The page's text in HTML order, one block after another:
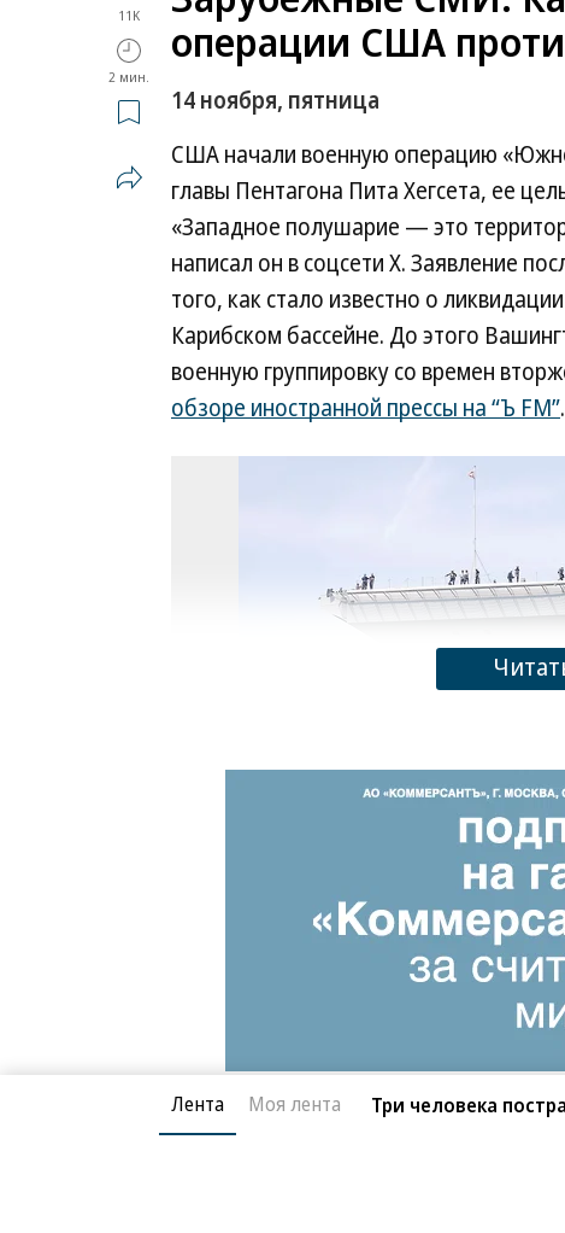
11K
2 мин.
операции США
14 ноября, пятница
США начали военную операцию
главы Пентагона Пита Хегсета, ее
«Западное полушарие — это
написал он в соцсети X. Заявление
того, как стало известно о
Карибском бассейне. До этого
военную группировку со времен
обзоре иностранной прессы на “Ъ FM”.
Фото: EDITORIAL USE ONLY/File Photo, Reuters
Общество
10.11.2025, 22:12
Лента Моя лента Три человека